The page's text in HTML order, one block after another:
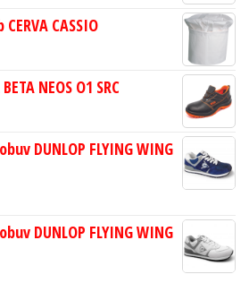
CASSIO
NEOS O1 SRC
DUNLOP FLYING WING
DUNLOP FLYING WING